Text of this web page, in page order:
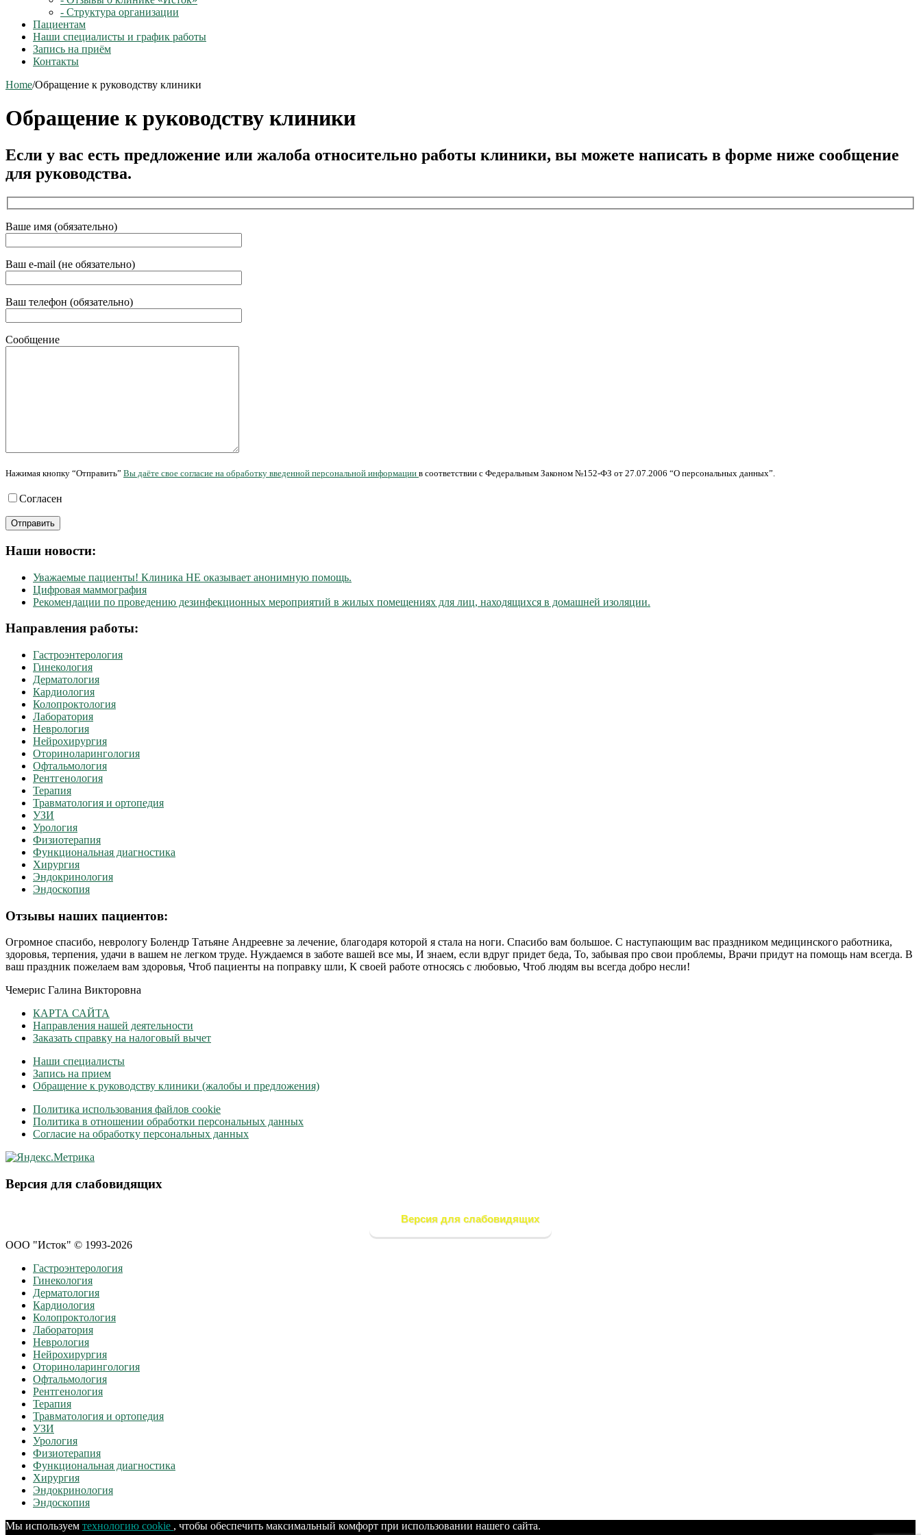
- Структура организации
Пациентам
Наши специалисты и график работы
Запись на приём
Контакты
Home/Обращение к руководству клиники
Обращение к руководству клиники
Если у вас есть предложение или жалоба относительно работы клиники, вы можете написать в форме ниже сообщение
для руководства.
Ваше имя (обязательно)
Ваш e-mail (не обязательно)
Ваш телефон (обязательно)
Сообщение
Нажимая кнопку “Отправить” Вы даёте свое согласие на обработку введенной персональной информации в соответствии с Федеральным Законом №152-ФЗ от 27.07.2006 “О персональных данных”.
Согласен
Наши новости:
Уважаемые пациенты! Клиника НЕ оказывает анонимную помощь.
Цифровая маммография
Рекомендации по проведению дезинфекционных мероприятий в жилых помещениях для лиц, находящихся в домашней изоляции.
Направления работы:
Гастроэнтерология
Гинекология
Дерматология
Кардиология
Колопроктология
Лаборатория
Неврология
Нейрохирургия
Оториноларингология
Офтальмология
Рентгенология
Терапия
Травматология и ортопедия
УЗИ
Урология
Физиотерапия
Функциональная диагностика
Хирургия
Эндокринология
Эндоскопия
Отзывы наших пациентов:
Огромное спасибо, неврологу Болендр Татьяне Андреевне за лечение, благодаря которой я стала на ноги. Спасибо вам большое. С наступающим вас праздником медицинского работника,
здоровья, терпения, удачи в вашем не легком труде. Нуждаемся в заботе вашей все мы, И знаем, если вдруг придет беда, То, забывая про свои проблемы, Врачи придут на помощь нам всегда. В
ваш праздник пожелаем вам здоровья, Чтоб пациенты на поправку шли, К своей работе относясь с любовью, Чтоб людям вы всегда добро несли!
Чемерис Галина Викторовна
КАРТА САЙТА
Направления нашей деятельности
Заказать справку на налоговый вычет
Наши специалисты
Запись на прием
Обращение к руководству клиники (жалобы и предложения)
Политика использования файлов cookie
Политика в отношении обработки персональных данных
Согласие на обработку персональных данных
Версия для слабовидящих
Версия для слабовидящих
ООО "Исток" © 1993-2026
Гастроэнтерология
Гинекология
Дерматология
Кардиология
Колопроктология
Лаборатория
Неврология
Нейрохирургия
Оториноларингология
Офтальмология
Рентгенология
Терапия
Травматология и ортопедия
УЗИ
Урология
Физиотерапия
Функциональная диагностика
Хирургия
Эндокринология
Эндоскопия
Мы используем технологию cookie , чтобы обеспечить максимальный комфорт при использовании нашего сайта.